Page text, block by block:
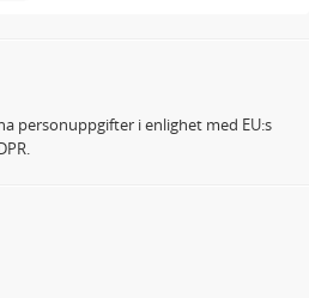
personuppgifter i enlighet med EU:s